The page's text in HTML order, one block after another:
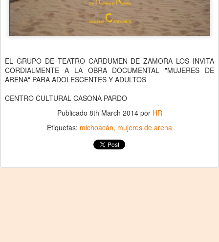
EL GRUPO DE TEATRO CARDUMEN DE ZAMORA LOS INVITA
CORDIALMENTE A LA OBRA DOCUMENTAL "MUJERES DE
ARENA" PARA ADOLESCENTES Y ADULTOS
CENTRO CULTURAL CASONA PARDO
Publicado 8th March 2014por HR
Etiquetas: michoacán mujeres de arena